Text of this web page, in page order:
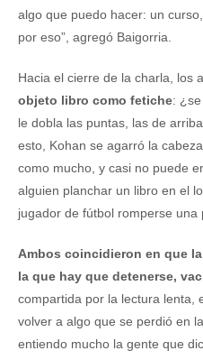
algo que puedo hacer: un
por eso”, agregó Baigorria.
Hacia el cierre de la charla, los
objeto libro como fetiche:
le dobla las puntas, las de
esto, Kohan se agarró la
como mucho, y casi no puede
alguien planchar un libro en el
jugador de fútbol romperse una
Ambos coincidieron en que
la que hay que detenerse,
compartida por la lectura lenta,
volver a algo que se perdió en
entiendo mucho la gente que